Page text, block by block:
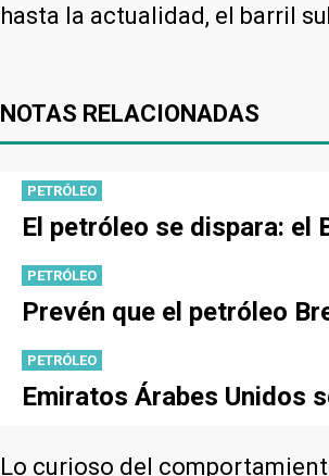
hasta la actualidad, el barril
NOTAS RELACIONADAS
PETRÓLEO
El petróleo se dispara: el
PETRÓLEO
Prevén que el petróleo
PETRÓLEO
Emiratos Árabes Unidos
Lo curioso del